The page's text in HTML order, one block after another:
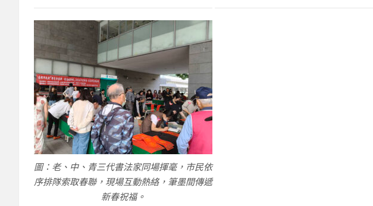
圖：老、中、青三代書法家同場揮毫，市民依
序排隊索取春聯，現場互動熱絡，筆墨間傳遞
新春祝福。